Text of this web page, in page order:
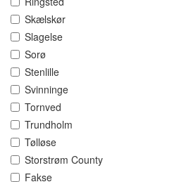
Skælskør
Slagelse
Sorø
Stenlille
Svinninge
Tornved
Trundholm
Tølløse
Storstrøm County
Fakse